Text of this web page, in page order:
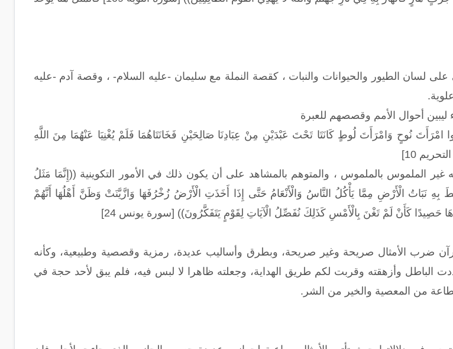
على لسان الطيور والحيوانات والنبات ، كقصة النملة مع سليمان -عليه السلام- ، وقصة آدم -عليه
أحوال الأمم وقصصهم للعبرة
امْرَأَتَ نُوحٍ وَامْرَأَتَ لُوطٍ كَانَتَا تَحْتَ عَبْدَيْنِ مِنْ عِبَادِنَا صَالِحَيْنِ فَخَانَتَاهُمَا فَلَمْ يُغْنِيَا عَنْهُمَا مِنَ اللَّهِ
10]
غير الملموس بالملموس ، والمتوهم بالمشاهد على أن يكون ذلك في الأمور التكوينية ((إِنَّمَا مَثَلُ
بِهِ نَبَاتُ الْأَرْضِ مِمَّا يَأْكُلُ النَّاسُ وَالْأَنْعَامُ حَتَّى إِذَا أَخَذَتِ الْأَرْضُ زُخْرُفَهَا وَازَّيَّنَتْ وَظَنَّ أَهْلُهَا أَنَّهُمْ
حَصِيدًا كَأَنْ لَمْ تَغْنَ بِالْأَمْسِ كَذَلِكَ نُفَصِّلُ الْآيَاتِ لِقَوْمٍ يَتَفَكَّرُونَ)) [سورة يونس 24]
ضرب الأمثال صريحة وغير صريحة، وبطرق وأساليب عديدة، رمزية وقصصية وطبيعية، وكأنه
الباطل وأزهقته وقربت لكم طريق الهداية، وجعلته ظاهرا لا لبس فيه، فلم يبق لأحد حجة في
من المعصية والخير من الشر.